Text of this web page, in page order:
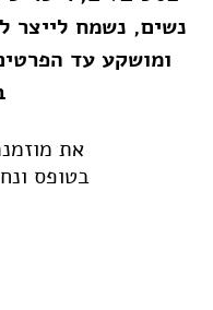
נשים, נשמח לייצר
ומושקע עד
את
בטופס